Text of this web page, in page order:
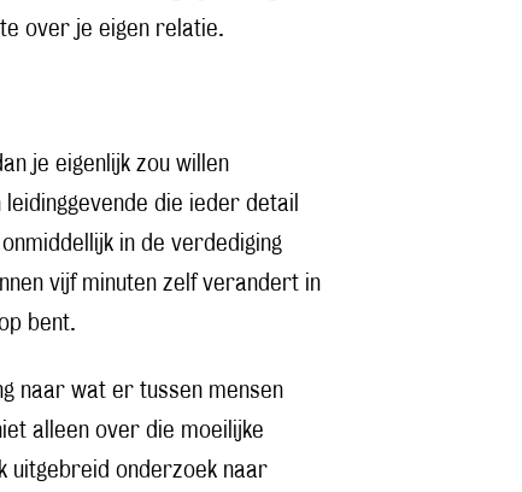
over je eigen relatie.
je eigenlijk zou willen
die ieder detail
in de verdediging
vijf minuten zelf verandert in
bent.
naar wat er tussen mensen
alleen over die moeilijke
uitgebreid onderzoek naar